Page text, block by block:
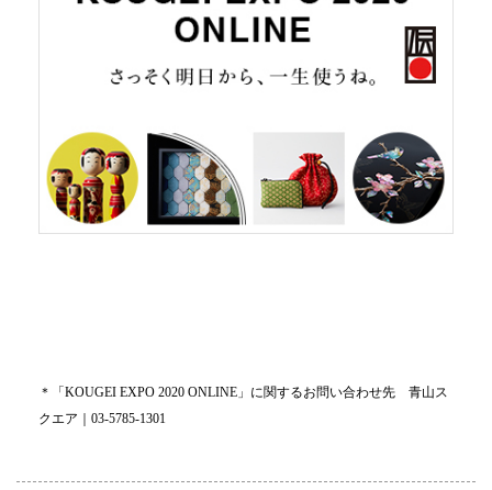
＊「KOUGEI EXPO 2020 ONLINE」に関するお問い合わせ先 青山ス
クエア｜03-5785-1301